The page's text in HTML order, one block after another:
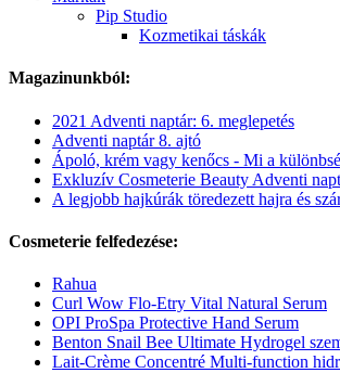
Pip Studio
Kozmetikai táskák
Magazinunkból:
2021 Adventi naptár: 6. meglepetés
Adventi naptár 8. ajtó
Ápoló, krém vagy kenőcs - Mi a
Exkluzív Cosmeterie Beauty Adventi
A legjobb hajkúrák töredezett hajra és
Cosmeterie felfedezése:
Rahua
Curl Wow Flo-Etry Vital Natural Serum
OPI ProSpa Protective Hand Serum
Benton Snail Bee Ultimate Hydrogel
Lait-Crème Concentré Multi-function